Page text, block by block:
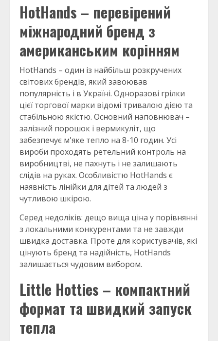
HotHands – перевірений
міжнародний бренд з
американським корінням
HotHands – один із найбільш розкручених
світових брендів, який завоював
популярність і в Україні. Одноразові грілки
цієї торгової марки відомі тривалою дією та
стабільною якістю. Основний наповнювач –
залізний порошок і вермикуліт, що
забезпечує м'яке тепло на 8-10 годин. Усі
вироби проходять ретельний контроль на
виробництві, не пахнуть і не залишають
слідів на руках. Особливістю HotHands є
наявність лінійки для дітей та людей з
чутливою шкірою.
Серед недоліків: дещо вища ціна у порівнянні
з локальними конкурентами та не завжди
швидка доставка. Проте для користувачів, які
цінують бренд та надійність, HotHands
залишається чудовим вибором.
Little Hotties – компактний
формат та швидкий запуск
тепла